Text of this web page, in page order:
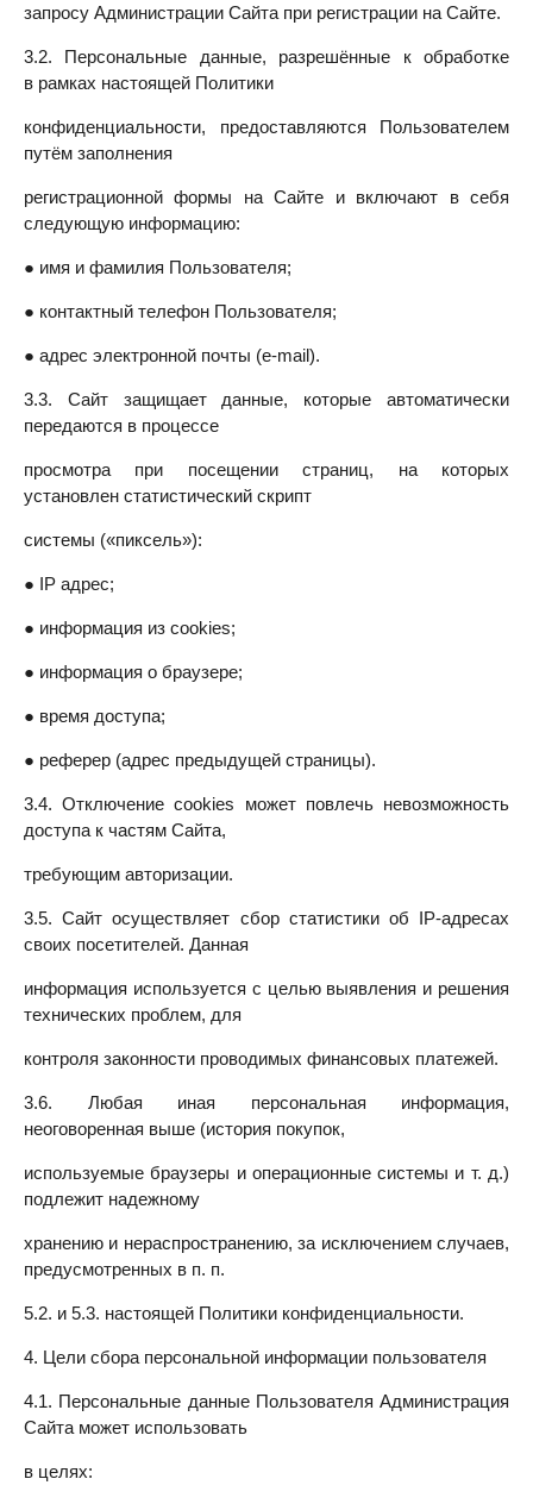
запросу Администрации Сайта при регистрации на Сайте.
3.2. Персональные данные, разрешённые к обработке
в рамках настоящей Политики
конфиденциальности, предоставляются Пользователем
путём заполнения
регистрационной формы на Сайте и включают в себя
следующую информацию:
● имя и фамилия Пользователя;
● контактный телефон Пользователя;
● адрес электронной почты (e-mail).
3.3. Сайт защищает данные, которые автоматически
передаются в процессе
просмотра при посещении страниц, на которых
установлен статистический скрипт
системы («пиксель»):
● IP адрес;
● информация из cookies;
● информация о браузере;
● время доступа;
● реферер (адрес предыдущей страницы).
3.4. Отключение cookies может повлечь невозможность
доступа к частям Сайта,
требующим авторизации.
3.5. Сайт осуществляет сбор статистики об IP-адресах
своих посетителей. Данная
информация используется с целью выявления и решения
технических проблем, для
контроля законности проводимых финансовых платежей.
3.6. Любая иная персональная информация,
неоговоренная выше (история покупок,
используемые браузеры и операционные системы и т. д.)
подлежит надежному
хранению и нераспространению, за исключением случаев,
предусмотренных в п. п.
5.2. и 5.3. настоящей Политики конфиденциальности.
4. Цели сбора персональной информации пользователя
4.1. Персональные данные Пользователя Администрация
Сайта может использовать
в целях: